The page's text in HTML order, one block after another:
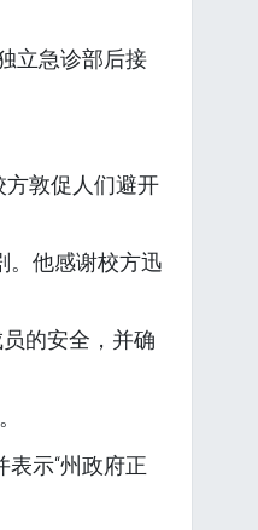
立急诊部后接
敦促人们避开
。他感谢校方迅
的安全，并确
示“州政府正